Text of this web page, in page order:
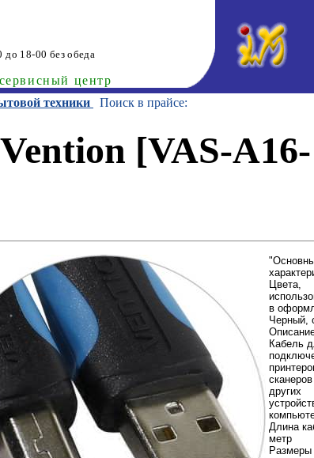
до 18-00 без обеда
центр
техники Поиск в прайсе:
[VAS-A16-
Цвета,
в
Черный,
Кабель
других
Длина
метр
Размеры